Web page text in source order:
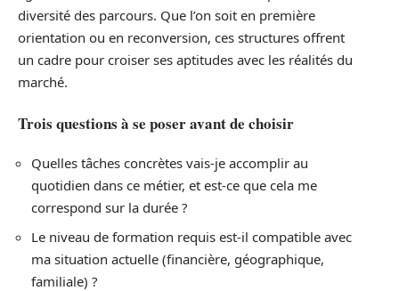
diversité des parcours. Que l’on soit en première
orientation ou en reconversion, ces structures offrent
un cadre pour croiser ses aptitudes avec les réalités du
marché.
Trois questions à se poser avant de choisir
Quelles tâches concrètes vais-je accomplir au
quotidien dans ce métier, et est-ce que cela me
correspond sur la durée ?
Le niveau de formation requis est-il compatible avec
ma situation actuelle (financière, géographique,
familiale) ?